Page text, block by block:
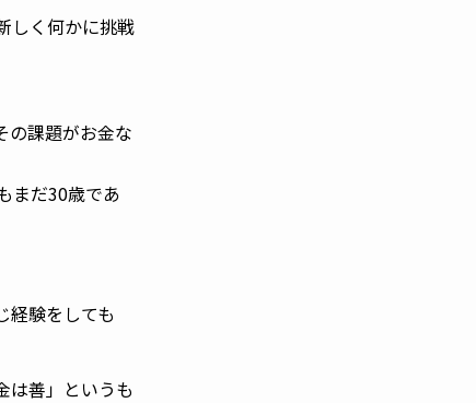
しく何かに挑戦
の課題がお金な
まだ30歳であ
経験をしても
は善」というも